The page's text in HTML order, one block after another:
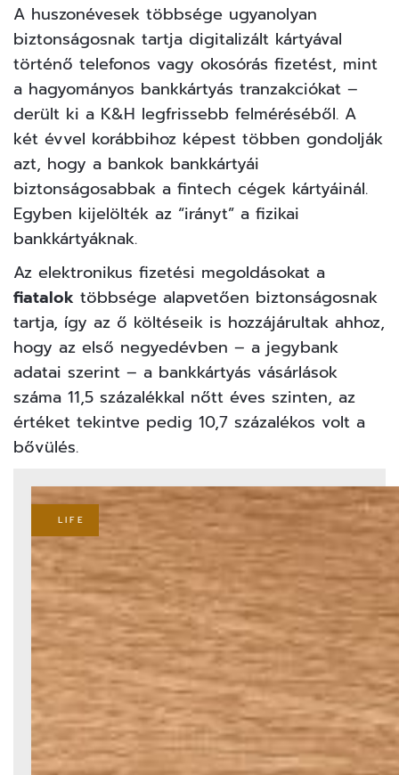
A huszonévesek többsége ugyanolyan
biztonságosnak tartja digitalizált kártyával
történő telefonos vagy okosórás fizetést, mint
a hagyományos bankkártyás tranzakciókat –
derült ki a K&H legfrissebb felméréséből. A
két évvel korábbihoz képest többen gondolják
azt, hogy a bankok bankkártyái
biztonságosabbak a fintech cégek kártyáinál.
Egyben kijelölték az “irányt” a fizikai
bankkártyáknak.
Az elektronikus fizetési megoldásokat a
fiatalok többsége alapvetően biztonságosnak
tartja, így az ő költéseik is hozzájárultak ahhoz,
hogy az első negyedévben – a jegybank
adatai szerint – a bankkártyás vásárlások
száma 11,5 százalékkal nőtt éves szinten, az
értéket tekintve pedig 10,7 százalékos volt a
bővülés.
LIFE